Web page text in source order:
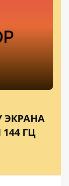
ЭКРАНА
ГЦ